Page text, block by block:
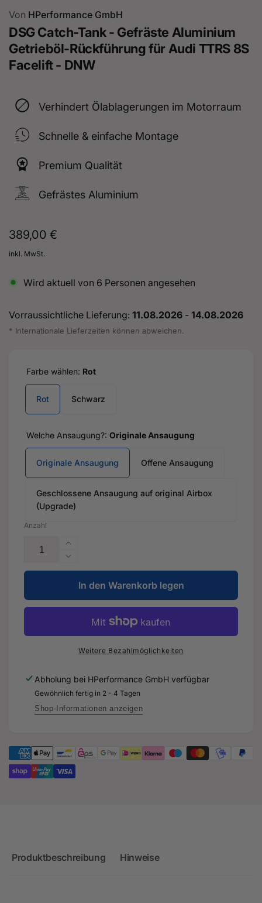
Von HPerformance GmbH
DSG Catch-Tank - Gefräste Aluminium
Getrieböl-Rückführung für Audi TTRS 8S
Facelift - DNW
Verhindert Ölablagerungen im Motorraum
Schnelle & einfache Montage
Premium Qualität
Gefrästes Aluminium
Normaler
Preis
389,00 €
inkl. MwSt.
Wird aktuell von 6 Personen angesehen
Vorraussichtliche Lieferung: 11.08.2026 - 14.08.2026
* Internationale Lieferzeiten können abweichen.
Farbe wählen: Rot
Rot Schwarz
Welche Ansaugung?: Originale Ansaugung
Originale Ansaugung Offene Ansaugung
Geschlossene Ansaugung auf original Airbox
(Upgrade)
Anzahl
Erhöhe
die
Menge
für
DSG
Catch-
-
Gefräste
Rückführung
für
Audi
-
DNW
Verringere
die
Menge
für
DSG
Catch-
Tank
Getrieböl-
Rückführung
für
8S
Facelift
-
In den Warenkorb legen
Weitere Bezahlmöglichkeiten
Abholung bei HPerformance GmbH verfügbar
Gewöhnlich fertig in 2 - 4 Tagen
Shop-Informationen anzeigen
Produktbeschreibung Hinweise